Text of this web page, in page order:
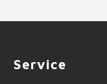
Service